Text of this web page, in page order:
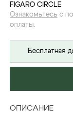
FIGARO CIRCLE
Ознакомьтесь с
оплаты.
Бесплатная
ОПИСАНИЕ